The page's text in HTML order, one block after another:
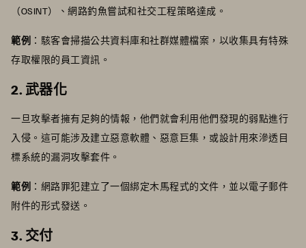
（OSINT）、網路釣魚嘗試和社交工程策略達成。
範例 ：駭客會掃描公共資料庫和社群媒體檔案，以收集具有特殊
存取權限的員工資訊。
2. 武器化
一旦攻擊者擁有足夠的情報，他們就會利用他們發現的弱點進行
入侵。這可能涉及建立惡意軟體、惡意巨集，或設計用來滲透目
標系統的漏洞攻擊套件。
範例 ：網路罪犯建立了一個綁定木馬程式的文件，並以電子郵件
附件的形式發送。
3. 交付